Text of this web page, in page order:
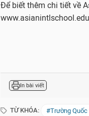
Để biết thêm chi tiết về
In bài viết
TỪ KHÓA: #Trường Quốc